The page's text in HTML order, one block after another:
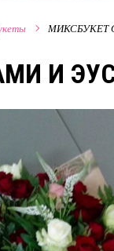
МИКСБУКЕТ
И